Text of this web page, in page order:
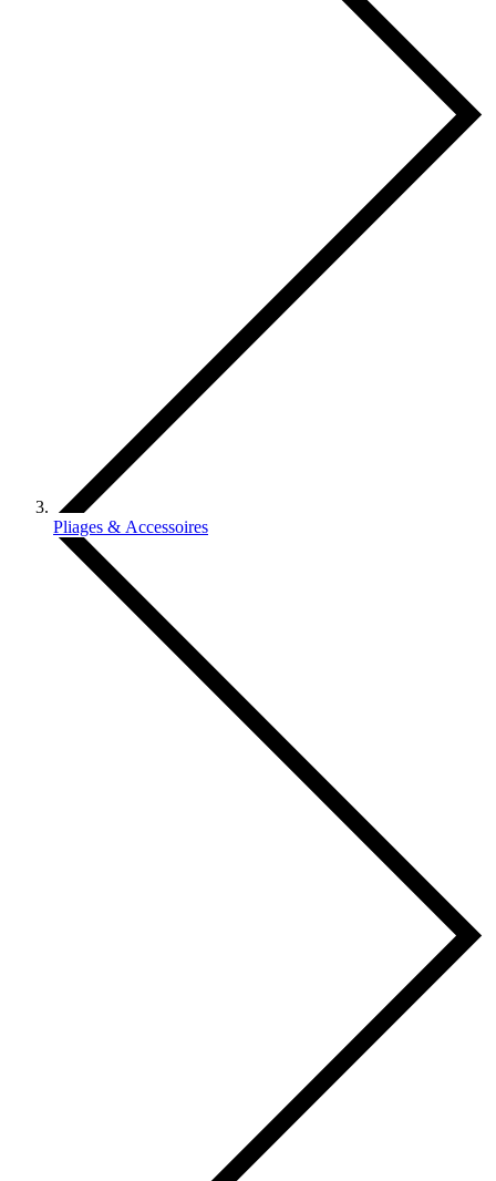
Pliages & Accessoires